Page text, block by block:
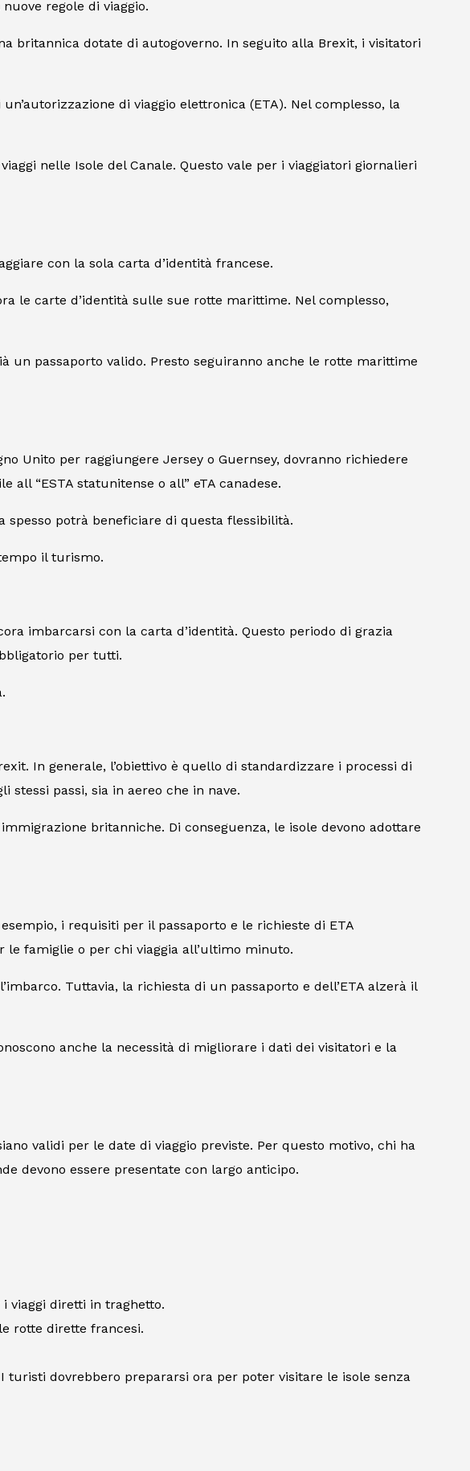
regole di viaggio.
britannica dotate di autogoverno. In seguito alla Brexit, i visitatori
di viaggio elettronica (ETA). Nel complesso, la
nelle Isole del Canale. Questo vale per i viaggiatori giornalieri
con la sola carta d’identità francese.
le carte d’identità sulle sue rotte marittime. Nel complesso,
un passaporto valido. Presto seguiranno anche le rotte marittime
Unito per raggiungere Jersey o Guernsey, dovranno richiedere
all “ESTA statunitense o all” eTA canadese.
spesso potrà beneficiare di questa flessibilità.
il turismo.
imbarcarsi con la carta d’identità. Questo periodo di grazia
per tutti.
In generale, l’obiettivo è quello di standardizzare i processi di
stessi passi, sia in aereo che in nave.
britanniche. Di conseguenza, le isole devono adottare
i requisiti per il passaporto e le richieste di ETA
famiglie o per chi viaggia all’ultimo minuto.
Tuttavia, la richiesta di un passaporto e dell’ETA alzerà il
anche la necessità di migliorare i dati dei visitatori e la
validi per le date di viaggio previste. Per questo motivo, chi ha
devono essere presentate con largo anticipo.
viaggi diretti in traghetto.
rotte dirette francesi.
turisti dovrebbero prepararsi ora per poter visitare le isole senza